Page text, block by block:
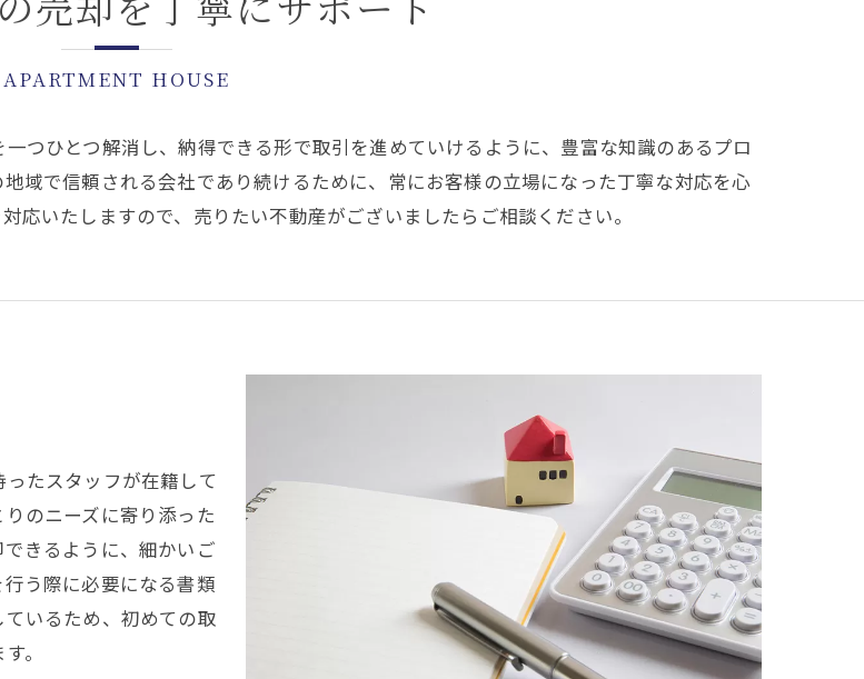
APARTMENT HOUSE
つひとつ解消し、納得できる形で取引を進めていけるように、豊富な知識のあるプロ
域で信頼される会社であり続けるために、常にお客様の立場になった丁寧な対応を心
応いたしますので、売りたい不動産がございましたらご相談ください。
たスタッフが在籍して
のニーズに寄り添った
きるように、細かいご
う際に必要になる書類
いるため、初めての取
。